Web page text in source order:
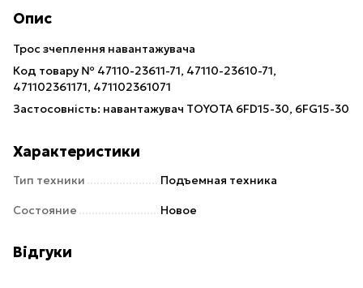
Опис
Трос зчеплення навантажувача
Код товару № 47110-23611-71, 47110-23610-71,
471102361171, 471102361071
Застосовність: навантажувач TOYOTA 6FD15-30, 6FG15-30
Характеристики
Тип техники Подъемная техника
Состояние Новое
Відгуки